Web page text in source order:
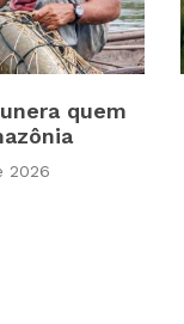
quem
2026